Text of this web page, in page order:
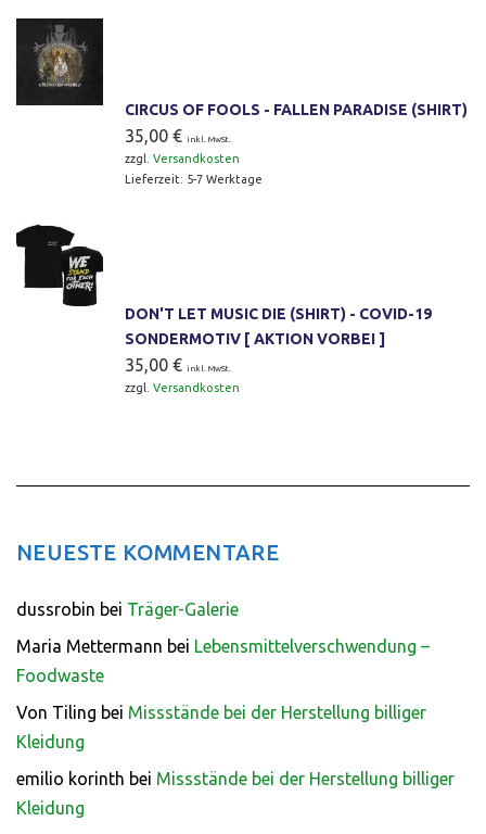
CIRCUS OF FOOLS - FALLEN PARADISE (SHIRT)
35,00 € inkl. MwSt.
zzgl. Versandkosten
Lieferzeit: 5-7 Werktage
DON'T LET MUSIC DIE (SHIRT) - COVID-19
SONDERMOTIV [ AKTION VORBEI ]
35,00 € inkl. MwSt.
zzgl. Versandkosten
NEUESTE KOMMENTARE
dussrobin bei Träger-Galerie
Maria Mettermann bei Lebensmittelverschwendung –
Foodwaste
Von Tiling bei Missstände bei der Herstellung billiger
Kleidung
emilio korinth bei Missstände bei der Herstellung billiger
Kleidung